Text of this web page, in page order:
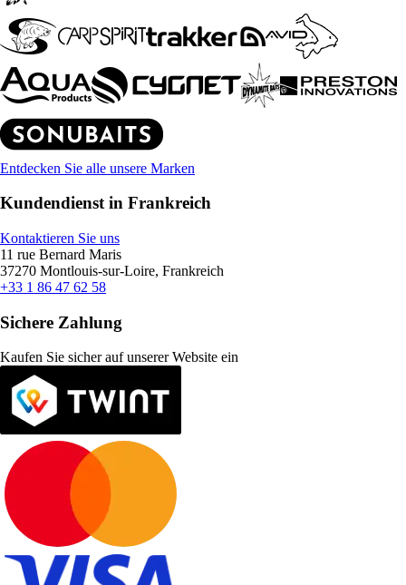
Entdecken Sie alle unsere Marken
Kundendienst in Frankreich
Kontaktieren Sie uns
11 rue Bernard Maris
37270 Montlouis-sur-Loire, Frankreich
+33 1 86 47 62 58
Sichere Zahlung
Kaufen Sie sicher auf unserer Website ein